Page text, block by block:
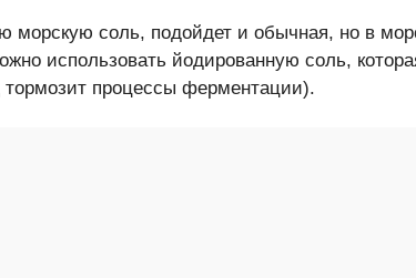
морскую соль, подойдет и обычная, но в
использовать йодированную соль,
тормозит процессы ферментации).